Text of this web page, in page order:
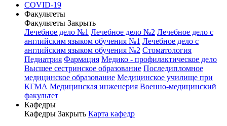
COVID-19
Факультеты
Факультеты Закрыть
Лечебное дело №1 Лечебное дело №2 Лечебное дело с
английским языком обучения №1 Лечебное дело с
английским языком обучения №2 Стоматология
Педиатрия Фармация Медико - профилактическое дело
Высшее сестринское образование Последипломное
медицинское образование Медицинское училище при
КГМА Медицинская инженерия Военно-медицинский
факультет
Кафедры
Кафедры Закрыть Карта кафедр